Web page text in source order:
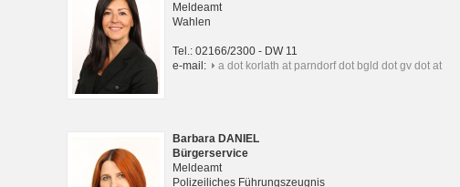
Meldeamt
Wahlen
Tel.: 02166/2300 - DW 11
e-mail:
a dot korlath at parndorf dot bgld dot gv dot at
Barbara DANIEL
Bürgerservice
Meldeamt
Polizeiliches Führungszeugnis